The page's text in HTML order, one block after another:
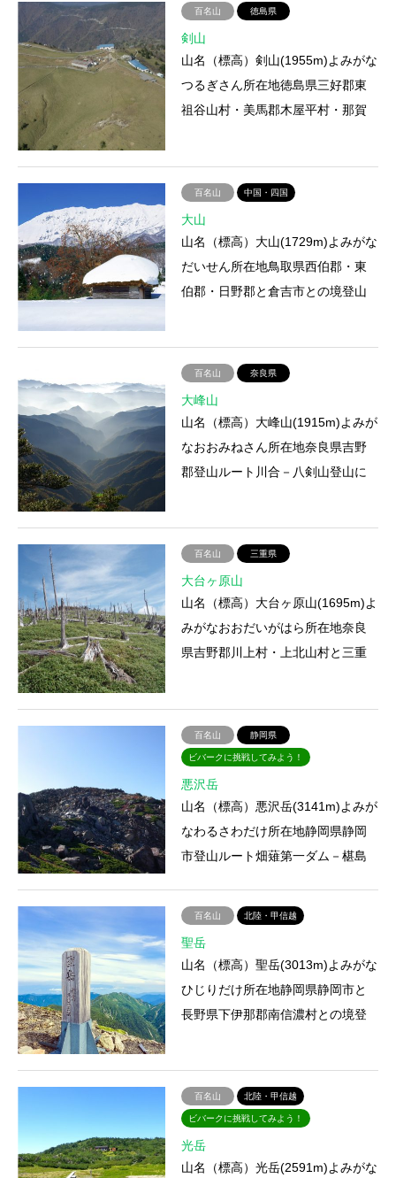
百名山 徳島県
剣山
山名（標高）剣山(1955m)よみがな
つるぎさん所在地徳島県三好郡東
祖谷山村・美馬郡木屋平村・那賀
百名山 中国・四国
大山
山名（標高）大山(1729m)よみがな
だいせん所在地鳥取県西伯郡・東
伯郡・日野郡と倉吉市との境登山
百名山 奈良県
大峰山
山名（標高）大峰山(1915m)よみが
なおおみねさん所在地奈良県吉野
郡登山ルート川合－八剣山登山に
百名山 三重県
大台ヶ原山
山名（標高）大台ヶ原山(1695m)よ
みがなおおだいがはら所在地奈良
県吉野郡川上村・上北山村と三重
百名山 静岡県
ビバークに挑戦してみよう！
悪沢岳
山名（標高）悪沢岳(3141m)よみが
なわるさわだけ所在地静岡県静岡
市登山ルート畑薙第一ダム－椹島
沢岳登山にかかる時間11時間…
百名山 北陸・甲信越
聖岳
山名（標高）聖岳(3013m)よみがな
ひじりだけ所在地静岡県静岡市と
長野県下伊那郡南信濃村との境登
百名山 北陸・甲信越
ビバークに挑戦してみよう！
光岳
山名（標高）光岳(2591m)よみがな